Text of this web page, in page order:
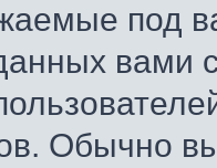
под
Обычно